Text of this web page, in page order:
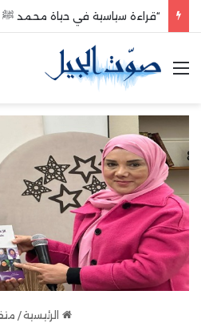
“قراءة سياسية في حياة محمد ﷺ
القائمة
الرئيسية /